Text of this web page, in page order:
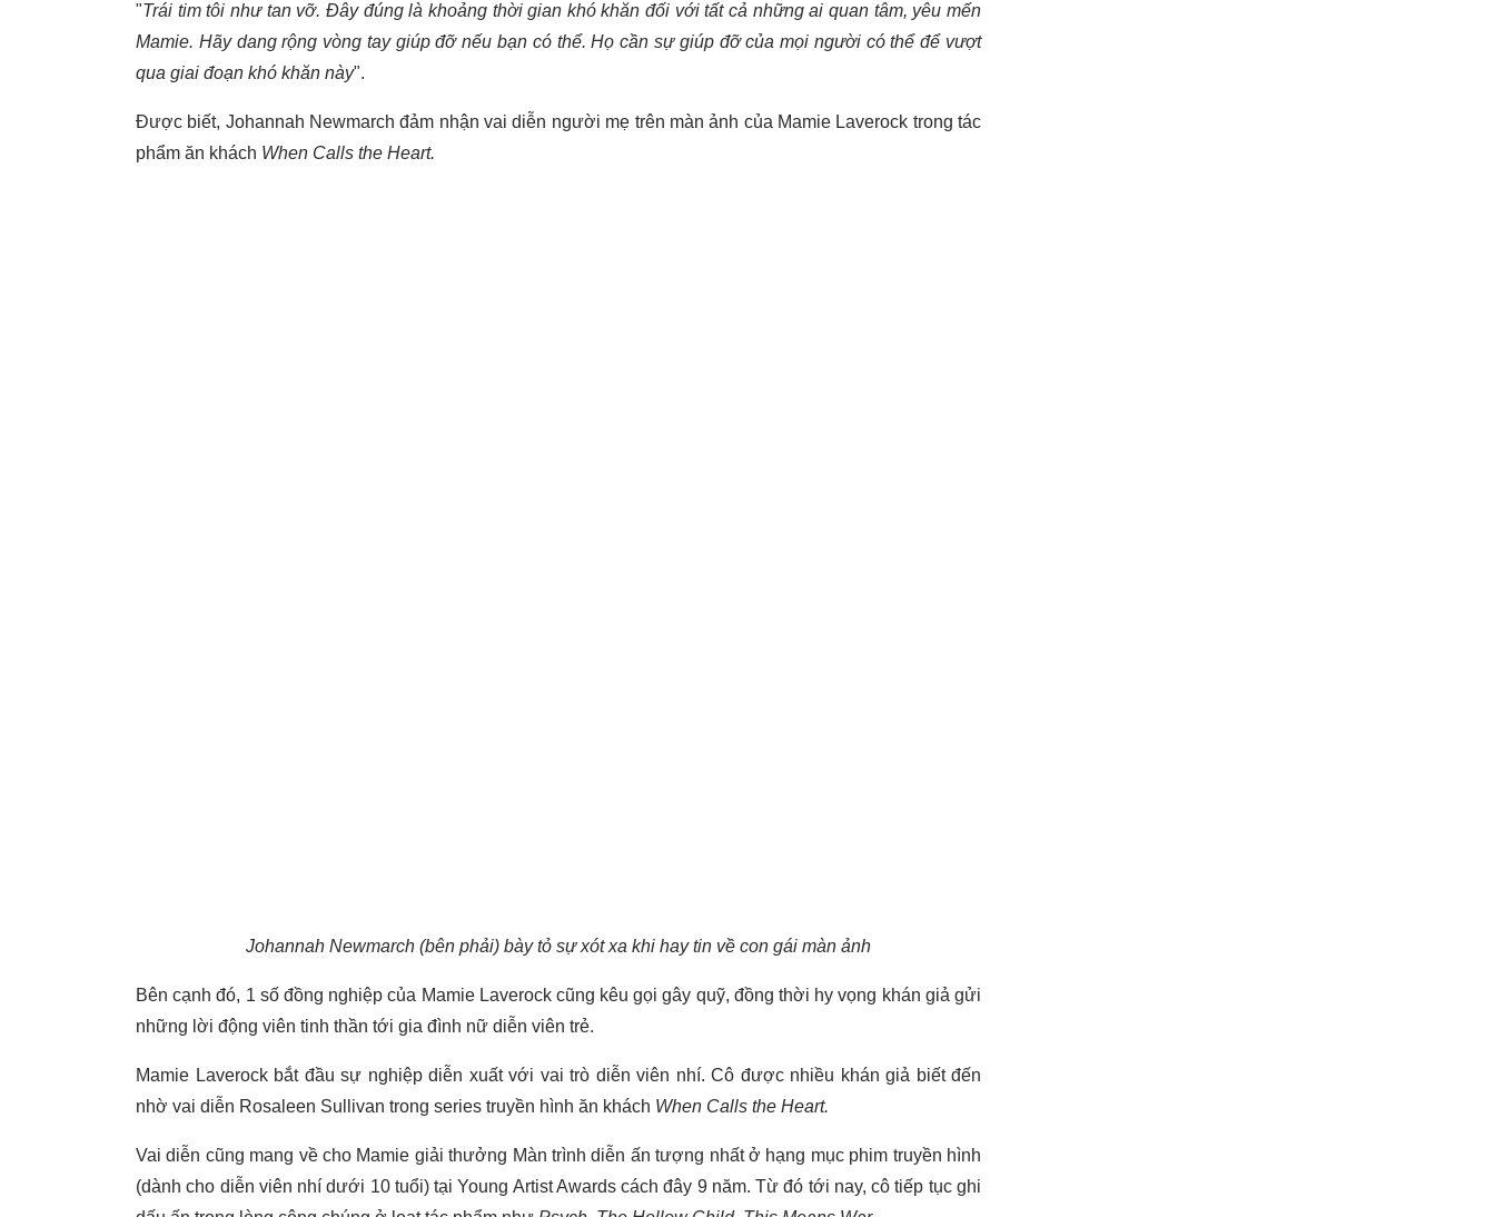
"Trái tim tôi như tan vỡ. Đây đúng là khoảng thời gian khó khăn đối với tất cả những ai quan tâm, yêu mến
Mamie. Hãy dang rộng vòng tay giúp đỡ nếu bạn có thể. Họ cần sự giúp đỡ của mọi người có thể để vượt
qua giai đoạn khó khăn này".
Được biết, Johannah Newmarch đảm nhận vai diễn người mẹ trên màn ảnh của Mamie Laverock trong tác
phẩm ăn khách When Calls the Heart.
Johannah Newmarch (bên phải) bày tỏ sự xót xa khi hay tin về con gái màn ảnh
Bên cạnh đó, 1 số đồng nghiệp của Mamie Laverock cũng kêu gọi gây quỹ, đồng thời hy vọng khán giả gửi
những lời động viên tinh thần tới gia đình nữ diễn viên trẻ.
Mamie Laverock bắt đầu sự nghiệp diễn xuất với vai trò diễn viên nhí. Cô được nhiều khán giả biết đến
nhờ vai diễn Rosaleen Sullivan trong series truyền hình ăn khách When Calls the Heart.
Vai diễn cũng mang về cho Mamie giải thưởng Màn trình diễn ấn tượng nhất ở hạng mục phim truyền hình
(dành cho diễn viên nhí dưới 10 tuổi) tại Young Artist Awards cách đây 9 năm. Từ đó tới nay, cô tiếp tục ghi